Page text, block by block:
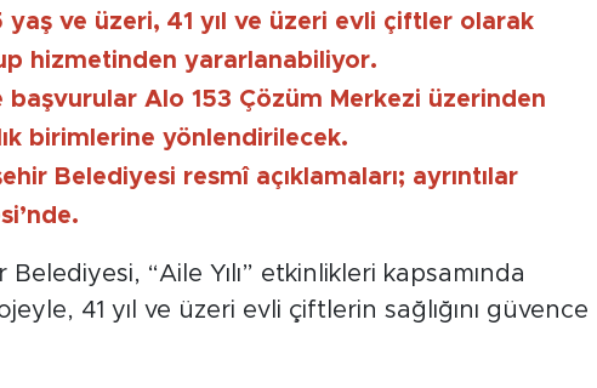
ve üzeri, 41 yıl ve üzeri evli çiftler olarak
hizmetinden yararlanabiliyor.
başvurular Alo 153 Çözüm Merkezi üzerinden
birimlerine yönlendirilecek.
Belediyesi resmî açıklamaları; ayrıntılar
“Aile Yılı” etkinlikleri kapsamında
41 yıl ve üzeri evli çiftlerin sağlığını güvence